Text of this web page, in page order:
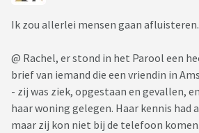
Ik zou allerlei mensen gaan afluisteren.
@ Rachel, er stond in het Parool een
brief van iemand die een vriendin in
- zij was ziek, opgestaan en gevallen,
haar woning gelegen. Haar kennis had
maar zij kon niet bij de telefoon